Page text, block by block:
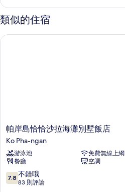
的
詳
情
類似的住宿
帕
岸
島
恰
恰
沙
拉
帕岸島恰恰沙拉海灘別墅飯店
Ko Pha-ngan
游泳池
免費無線上網
餐廳
空調
7.8
分，
7.8 不錯哦
83 則評論
帕岸島恰恰沙拉海灘別墅飯店